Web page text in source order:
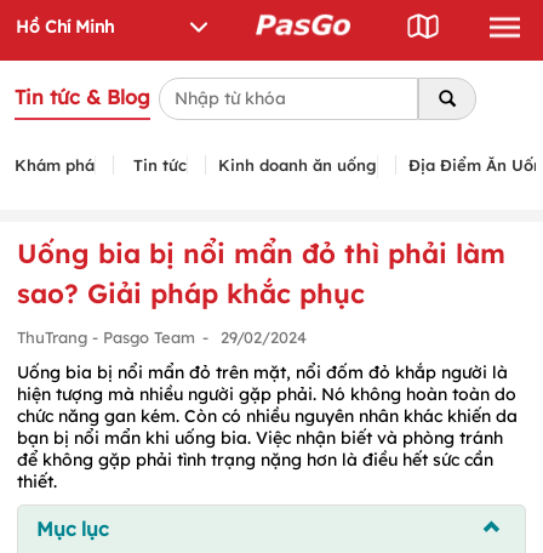
Tin tức & Blog
Khám phá Tin tức Kinh doanh ăn uống Địa Điểm Ăn
Uống bia bị nổi mẩn đỏ thì phải làm
sao? Giải pháp khắc phục
ThuTrang - Pasgo Team - 29/02/2024
Uống bia bị nổi mẩn đỏ trên mặt, nổi đốm đỏ khắp người là
hiện tượng mà nhiều người gặp phải. Nó không hoàn toàn do
chức năng gan kém. Còn có nhiều nguyên nhân khác khiến da
bạn bị nổi mẩn khi uống bia. Việc nhận biết và phòng tránh
để không gặp phải tình trạng nặng hơn là điều hết sức cần
thiết.
Mục lục